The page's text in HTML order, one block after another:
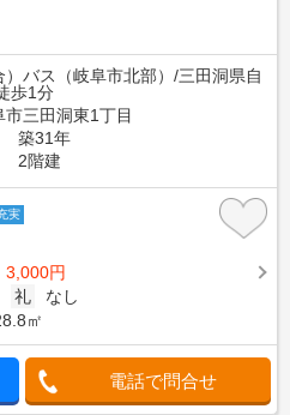
）バス（岐阜市北部）/三田洞県自
歩1分
三田洞東1丁目
築31年
2階建
実
3,000円
礼
なし
㎡
電話で問合せ